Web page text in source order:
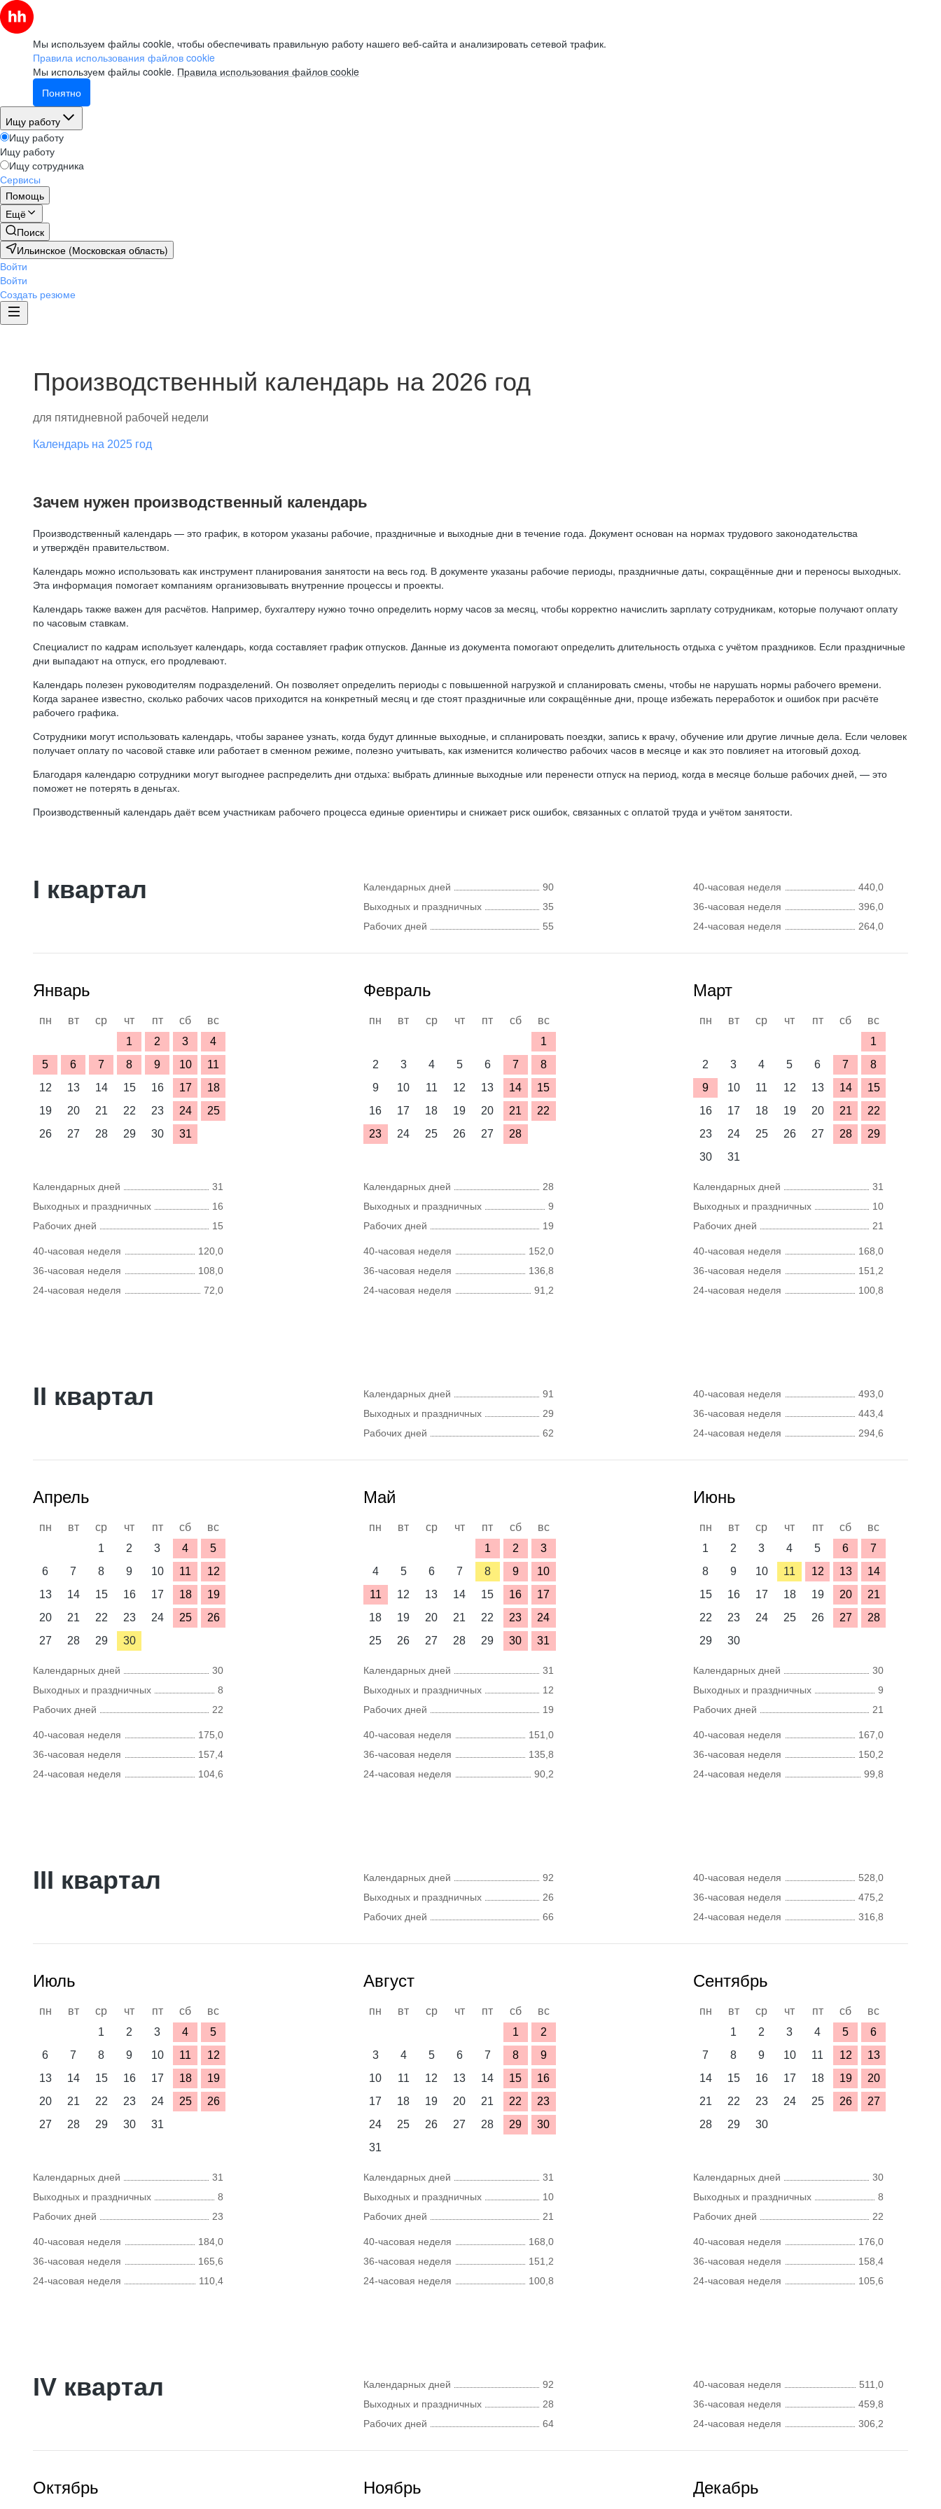
Мы используем файлы cookie, чтобы обеспечивать правильную работу нашего веб-сайта и анализировать сетевой трафик.
Правила использования файлов cookie
Мы используем файлы cookie. Правила использования файлов cookie
Понятно
Ищу работу
Ищу работу
Ищу работу
Ищу сотрудника
Сервисы
Помощь
Ещё
Поиск
Ильинское (Московская область)
Войти
Войти
Создать резюме
Производственный календарь на 2026 год
для пятидневной рабочей недели
Календарь на 2025 год
Зачем нужен производственный календарь
Производственный календарь — это график, в котором указаны рабочие, праздничные и выходные дни в течение года. Документ основан на нормах трудового законодательства
и утверждён правительством.
Календарь можно использовать как инструмент планирования занятости на весь год. В документе указаны рабочие периоды, праздничные даты, сокращённые дни и переносы выходных.
Эта информация помогает компаниям организовывать внутренние процессы и проекты.
Календарь также важен для расчётов. Например, бухгалтеру нужно точно определить норму часов за месяц, чтобы корректно начислить зарплату сотрудникам, которые получают оплату
по часовым ставкам.
Специалист по кадрам использует календарь, когда составляет график отпусков. Данные из документа помогают определить длительность отдыха с учётом праздников. Если праздничные
дни выпадают на отпуск, его продлевают.
Календарь полезен руководителям подразделений. Он позволяет определить периоды с повышенной нагрузкой и спланировать смены, чтобы не нарушать нормы рабочего времени.
Когда заранее известно, сколько рабочих часов приходится на конкретный месяц и где стоят праздничные или сокращённые дни, проще избежать переработок и ошибок при расчёте
рабочего графика.
Сотрудники могут использовать календарь, чтобы заранее узнать, когда будут длинные выходные, и спланировать поездки, запись к врачу, обучение или другие личные дела. Если человек
получает оплату по часовой ставке или работает в сменном режиме, полезно учитывать, как изменится количество рабочих часов в месяце и как это повлияет на итоговый доход.
Благодаря календарю сотрудники могут выгоднее распределить дни отдыха: выбрать длинные выходные или перенести отпуск на период, когда в месяце больше рабочих дней, — это
поможет не потерять в деньгах.
Производственный календарь даёт всем участникам рабочего процесса единые ориентиры и снижает риск ошибок, связанных с оплатой труда и учётом занятости.
I квартал Календарных дней
90
Выходных и праздничных
35
Рабочих дней
55
40-часовая неделя
440,0
36-часовая неделя
396,0
24-часовая неделя
264,0
Январь
пн вт ср чт пт сб
вс
1
2 3
4
5
6 7 8 9 10
11
12
13 14 15 16 17
18
19
20 21 22 23 24
25
26
27 28 29 30 31
Календарных дней
31
Выходных и праздничных
16
Рабочих дней
15
40-часовая неделя
120,0
36-часовая неделя
108,0
24-часовая неделя
72,0
Февраль
пн вт ср чт пт сб
вс
1
2
3 4 5 6 7
8
9
10 11 12 13 14
15
16
17 18 19 20 21
22
23
24 25 26 27 28
Календарных дней
28
Выходных и праздничных
9
Рабочих дней
19
40-часовая неделя
152,0
36-часовая неделя
136,8
24-часовая неделя
91,2
Март
пн вт ср чт пт сб
вс
1
2
3 4 5 6 7
8
9
10 11 12 13 14
15
16
17 18 19 20 21
22
23
24 25 26 27 28
29
30
31
Календарных дней
31
Выходных и праздничных
10
Рабочих дней
21
40-часовая неделя
168,0
36-часовая неделя
151,2
24-часовая неделя
100,8
II квартал Календарных дней
91
Выходных и праздничных
29
Рабочих дней
62
40-часовая неделя
493,0
36-часовая неделя
443,4
24-часовая неделя
294,6
Апрель
пн вт ср чт пт сб
вс
1
2 3 4
5
6
7 8 9 10 11
12
13
14 15 16 17 18
19
20
21 22 23 24 25
26
27
28 29 30
Календарных дней
30
Выходных и праздничных
8
Рабочих дней
22
40-часовая неделя
175,0
36-часовая неделя
157,4
24-часовая неделя
104,6
Май
пн вт ср чт пт сб
вс
1
2
3
4
5 6 7 8 9
10
11
12 13 14 15 16
17
18
19 20 21 22 23
24
25
26 27 28 29 30 31
Календарных дней
31
Выходных и праздничных
12
Рабочих дней
19
40-часовая неделя
151,0
36-часовая неделя
135,8
24-часовая неделя
90,2
Июнь
пн вт ср чт пт сб
вс
1
2 3 4 5 6
7
8
9 10 11 12 13
14
15
16 17 18 19 20
21
22
23 24 25 26 27
28
29
30
Календарных дней
30
Выходных и праздничных
9
Рабочих дней
21
40-часовая неделя
167,0
36-часовая неделя
150,2
24-часовая неделя
99,8
III квартал Календарных дней
92
Выходных и праздничных
26
Рабочих дней
66
40-часовая неделя
528,0
36-часовая неделя
475,2
24-часовая неделя
316,8
Июль
пн вт ср чт пт сб
вс
1
2 3 4
5
6
7 8 9 10 11
12
13
14 15 16 17 18
19
20
21 22 23 24 25
26
27
28 29 30 31
Календарных дней
31
Выходных и праздничных
8
Рабочих дней
23
40-часовая неделя
184,0
36-часовая неделя
165,6
24-часовая неделя
110,4
Август
пн вт ср чт пт сб
вс
1
2
3
4 5 6 7 8
9
10
11 12 13 14 15
16
17
18 19 20 21 22
23
24
25 26 27 28 29
30
31
Календарных дней
31
Выходных и праздничных
10
Рабочих дней
21
40-часовая неделя
168,0
36-часовая неделя
151,2
24-часовая неделя
100,8
Сентябрь
пн вт ср чт пт сб
вс
1
2 3 4 5
6
7
8 9 10 11 12
13
14
15 16 17 18 19
20
21
22 23 24 25 26
27
28
29 30
Календарных дней
30
Выходных и праздничных
8
Рабочих дней
22
40-часовая неделя
176,0
36-часовая неделя
158,4
24-часовая неделя
105,6
IV квартал Календарных дней
92
Выходных и праздничных
28
Рабочих дней
64
40-часовая неделя
511,0
36-часовая неделя
459,8
24-часовая неделя
306,2
Октябрь Ноябрь Декабрь